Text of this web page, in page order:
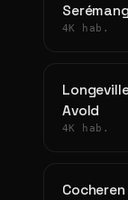
4K hab.
Avold
4K hab.
Cocheren